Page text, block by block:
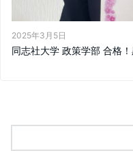
2025年3月5日
同志社大学 政策学部 合格